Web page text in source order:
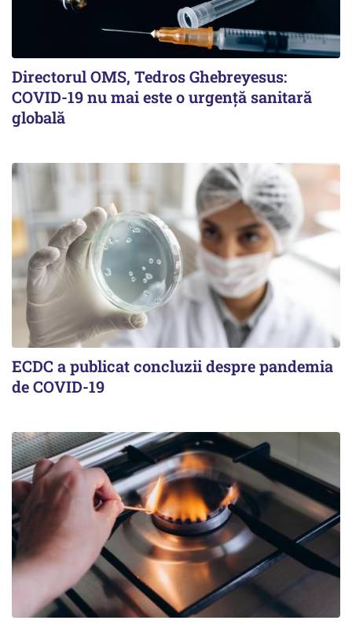
Directorul OMS, Tedros Ghebreyesus:
COVID-19 nu mai este o urgenţă sanitară
globală
ECDC a publicat concluzii despre pandemia
de COVID-19